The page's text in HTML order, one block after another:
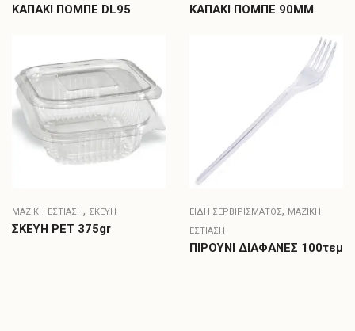
ΚΑΠΑΚΙ ΠΟΜΠΕ DL95 ΚΑΠΑΚΙ ΠΟΜΠΕ 90ΜΜ
ΜΑΖΙΚΗ ΕΣΤΙΑΣΗ, ΣΚΕΎΗ
ΣΚΕΥΗ PET 375gr
ΕΊΔΗ ΣΕΡΒΙΡΊΣΜΑΤΟΣ, ΜΑΖΙΚΗ
ΕΣΤΙΑΣΗ
ΠΙΡΟΥΝΙ ΔΙΑΦΑΝΕΣ 100τεμ